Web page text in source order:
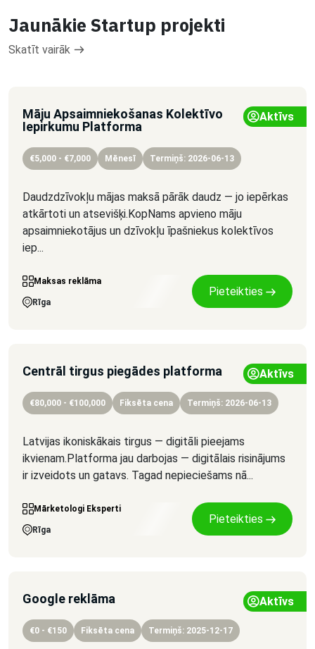
Jaunākie Startup projekti
Skatīt vairāk
Māju Apsaimniekošanas Kolektīvo
Iepirkumu Platforma
Aktīvs
€5,000 - €7,000 Mēnesī Termiņš: 2026-06-13
Daudzdzīvokļu mājas maksā pārāk daudz — jo iepērkas
atkārtoti un atsevišķi.KopNams apvieno māju
apsaimniekotājus un dzīvokļu īpašniekus kolektīvos
iep...
Maksas reklāma
Rīga
Pieteikties
Centrāl tirgus piegādes platforma Aktīvs
€80,000 - €100,000 Fiksēta cena Termiņš: 2026-06-13
Latvijas ikoniskākais tirgus — digitāli pieejams
ikvienam.Platforma jau darbojas — digitālais risinājums
ir izveidots un gatavs. Tagad nepieciešams nā...
Mārketologi Eksperti
Rīga
Pieteikties
Google reklāma Aktīvs
€0 - €150 Fiksēta cena Termiņš: 2025-12-17